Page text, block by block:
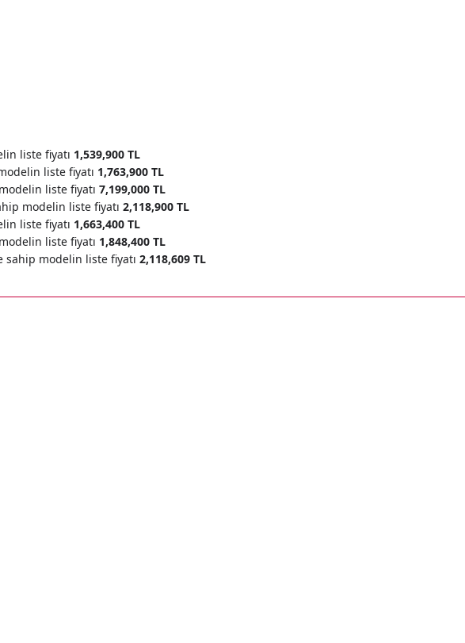
liste fiyatı 1,539,900 TL
liste fiyatı 1,763,900 TL
liste fiyatı 7,199,000 TL
modelin liste fiyatı 2,118,900 TL
liste fiyatı 1,663,400 TL
liste fiyatı 1,848,400 TL
sahip modelin liste fiyatı 2,118,609 TL